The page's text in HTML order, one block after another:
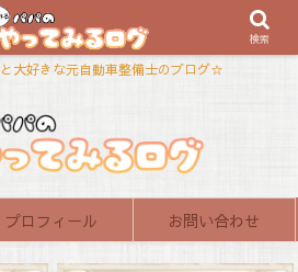
大好きな元自動車整備士のブログ☆
プロフィール お問い合わせ
検索